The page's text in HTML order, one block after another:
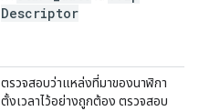
Descriptor
ตรวจสอบว่าแหล่งที่มาของนาฬิกา
ตั้งเวลาไว้อย่างถูกต้อง ตรวจสอบ